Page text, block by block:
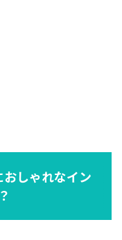
しゃれなイン